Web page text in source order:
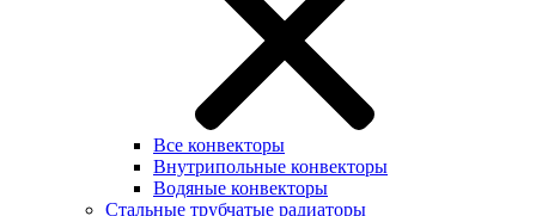
Все конвекторы
Внутрипольные конвекторы
Водяные конвекторы
Стальные трубчатые радиаторы